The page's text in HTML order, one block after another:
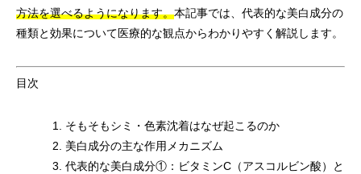
方法を選べるようになります。本記事では、代表的な美白成分の
種類と効果について医療的な観点からわかりやすく解説します。
目次
そもそもシミ・色素沈着はなぜ起こるのか
美白成分の主な作用メカニズム
代表的な美白成分①：ビタミンC（アスコルビン酸）と